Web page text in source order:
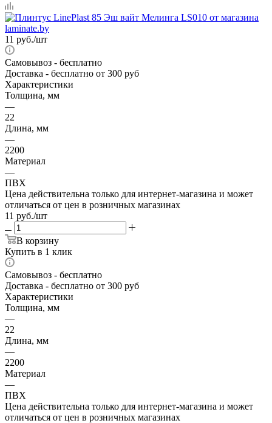
11 руб./шт
Самовывоз - бесплатно
Доставка - бесплатно от 300 руб
Характеристики
Толщина, мм
—
22
Длина, мм
—
2200
Материал
—
ПВХ
Цена действительна только для интернет-магазина и может
отличаться от цен в розничных магазинах
11 руб./шт
В корзину
Купить в 1 клик
Самовывоз - бесплатно
Доставка - бесплатно от 300 руб
Характеристики
Толщина, мм
—
22
Длина, мм
—
2200
Материал
—
ПВХ
Цена действительна только для интернет-магазина и может
отличаться от цен в розничных магазинах